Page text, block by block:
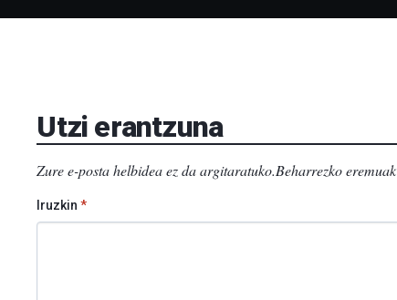
Utzi erantzuna
Zure e-posta helbidea ez da argitaratuko.Beharrezko eremuak
Iruzkin*